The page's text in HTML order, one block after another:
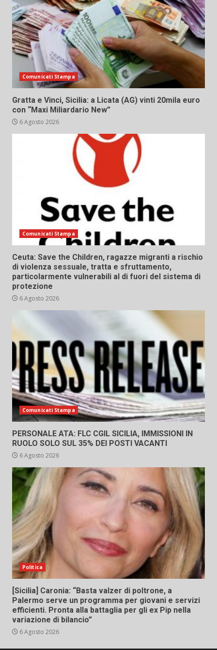
Comunicati Stampa
Gratta e Vinci, Sicilia: a Licata (AG) vinti 20mila euro
con “Maxi Miliardario New”
6 Agosto 2026
Comunicati Stampa
Ceuta: Save the Children, ragazze migranti a rischio
di violenza sessuale, tratta e sfruttamento,
particolarmente vulnerabili al di fuori del sistema di
protezione
6 Agosto 2026
Comunicati Stampa
PERSONALE ATA: FLC CGIL SICILIA, IMMISSIONI IN
RUOLO SOLO SUL 35% DEI POSTI VACANTI
6 Agosto 2026
Politica
[Sicilia] Caronia: “Basta valzer di poltrone, a
Palermo serve un programma per giovani e servizi
efficienti. Pronta alla battaglia per gli ex Pip nella
variazione di bilancio”
6 Agosto 2026